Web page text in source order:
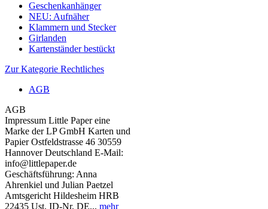
Geschenkanhänger
NEU: Aufnäher
Klammern und Stecker
Girlanden
Kartenständer bestückt
Zur Kategorie Rechtliches
AGB
AGB
Impressum Little Paper eine
Marke der LP GmbH Karten und
Papier Ostfeldstrasse 46 30559
Hannover Deutschland E-Mail:
info@littlepaper.de
Geschäftsführung: Anna
Ahrenkiel und Julian Paetzel
Amtsgericht Hildesheim HRB
22435 Ust. ID-Nr. DE... mehr